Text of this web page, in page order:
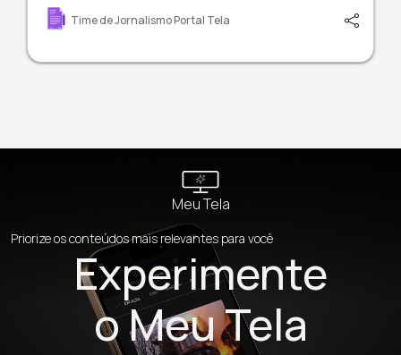
Time de Jornalismo Portal Tela
Meu Tela
Priorize os conteúdos mais relevantes para você
Experimente
o Meu Tela